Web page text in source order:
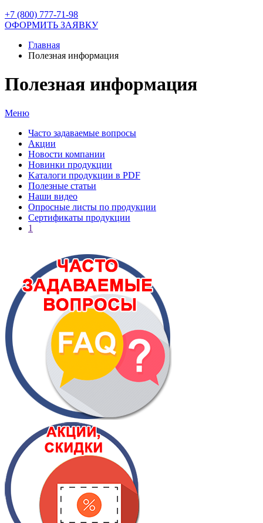
+7 (800) 777-71-98
ОФОРМИТЬ ЗАЯВКУ
Главная
Полезная информация
Полезная информация
Меню
Часто задаваемые вопросы
Акции
Новости компании
Новинки продукции
Kаталоги продукции в PDF
Полезные статьи
Наши видео
Опросные листы по продукции
Сертификаты продукции
1